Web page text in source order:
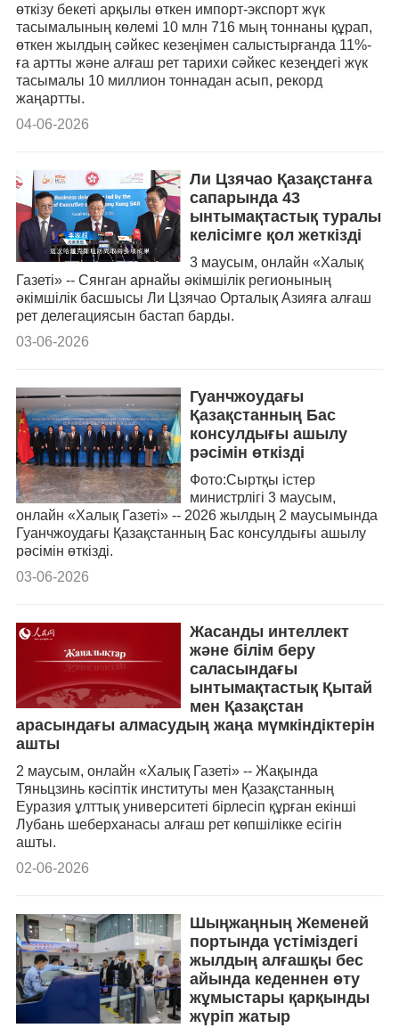
өткізу бекеті арқылы өткен импорт-экспорт жүк
тасымалының көлемі 10 млн 716 мың тоннаны құрап,
өткен жылдың сәйкес кезеңімен салыстырғанда 11%-
ға артты және алғаш рет тарихи сәйкес кезеңдегі жүк
тасымалы 10 миллион тоннадан асып, рекорд
жаңартты.
04-06-2026
Ли Цзячао Қазақстанға
сапарында 43
ынтымақтастық туралы
келісімге қол жеткізді
3 маусым, онлайн «Халық
Газеті» -- Сянган арнайы әкімшілік регионының
әкімшілік басшысы Ли Цзячао Орталық Азияға алғаш
рет делегациясын бастап барды.
03-06-2026
Гуанчжоудағы
Қазақстанның Бас
консулдығы ашылу
рәсімін өткізді
Фото:Сыртқы істер
министрлігі 3 маусым,
онлайн «Халық Газеті» -- 2026 жылдың 2 маусымында
Гуанчжоудағы Қазақстанның Бас консулдығы ашылу
рәсімін өткізді.
03-06-2026
Жасанды интеллект
және білім беру
саласындағы
ынтымақтастық Қытай
мен Қазақстан
арасындағы алмасудың жаңа мүмкіндіктерін
ашты
2 маусым, онлайн «Халық Газеті» -- Жақында
Тяньцзинь кәсіптік институты мен Қазақстанның
Еуразия ұлттық университеті бірлесіп құрған екінші
Лубань шеберханасы алғаш рет көпшілікке есігін
ашты.
02-06-2026
Шыңжаңның Жеменей
портында үстіміздегі
жылдың алғашқы бес
айында кеденнен өту
жұмыстары қарқынды
жүріп жатыр